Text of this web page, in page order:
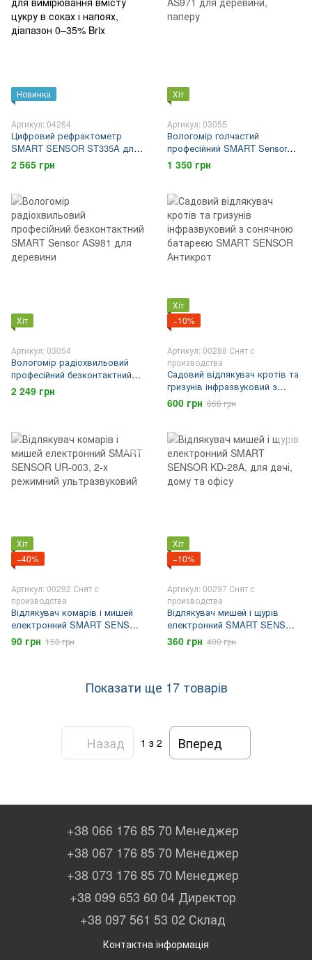
Новинка
Артикул: 04264
Цифровий рефрактометр
SMART SENSOR ST335A для
вимірювання вмісту цукру в
соках і напоях, діапазон 0–
2 565 грн
Хіт
Артикул: 03055
Вологомір голчастий
професійний SMART Sensor
AS971 для деревини, паперу
1 350 грн
Хіт
Артикул: 03054
Вологомір радіохвильовий
професійний безконтактний
SMART Sensor AS981 для
деревини
2 249 грн
Хіт
−10%
Артикул: 00288 Снят с
производства
Садовий відлякувач кротів та
гризунів інфразвуковий з
сонячною батареєю SMART
SENSOR Антикрот
600 грн 666 грн
Хіт
−40%
Артикул: 00292 Снят с
производства
Відлякувач комарів і мишей
електронний SMART SENSOR
UR-003, 2-х режимний
ультразвуковий
90 грн 150 грн
Хіт
−10%
Артикул: 00297 Снят с
производства
Відлякувач мишей і щурів
електронний SMART SENSOR
KD-28A, для дачі, дому та
360 грн 400 грн
Показати ще 17 товарів
Назад 1 з 2 Вперед
+38 066 176 85 70 Менеджер
+38 067 176 85 70 Менеджер
+38 073 176 85 70 Менеджер
+38 099 653 60 04 Директор
+38 097 561 53 02 Склад
Контактна інформація